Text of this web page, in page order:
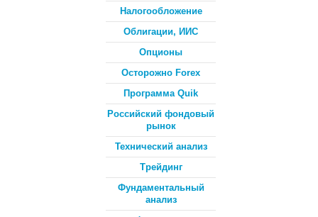
Налогообложение
Облигации, ИИС
Опционы
Осторожно Forex
Программа Quik
Российский фондовый
рынок
Технический анализ
Трейдинг
Фундаментальный
анализ